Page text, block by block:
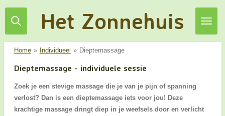
Ga
direct
naar
Het Zonnehuis
Home » Individueel » Dieptemassage
Dieptemassage - individuele sessie
Zoek je een stevige massage die je van je pijn of spanning
verlost? Dan is een dieptemassage iets voor jou! Deze
krachtige massage dringt diep in je weefsels door en verlicht